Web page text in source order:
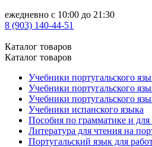
ежедневно с 10:00 до 21:30
8 (903) 140-44-51
Каталог товаров
Каталог товаров
Учебники португальского
Учебники португальского
Учебники португальского
Учебники испанского языка
Пособия по грамматике и
Литература для чтения на
Португальский язык для